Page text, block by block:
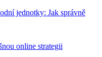
jednotky: Jak správně